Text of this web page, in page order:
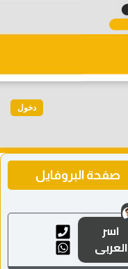
دخول
صفحة البروفايل
اسر
العربى